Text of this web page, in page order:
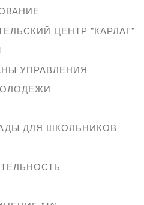
ЦЕНТР "КАРЛАГ"
УПРАВЛЕНИЯ
ДЛЯ ШКОЛЬНИКОВ